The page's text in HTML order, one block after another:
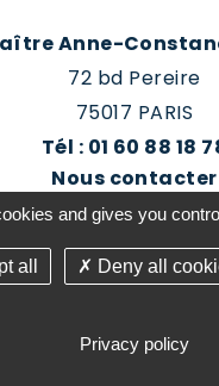
Anne-
72 bd Pereire
75017 PARIS
Tél : 01 60 88 18
Nous contacter
Prendre rendez-
and gives you
all
Deny all
Privacy policy